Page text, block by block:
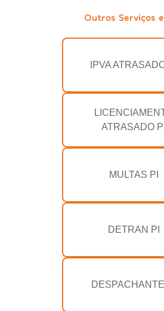
Outros Serviços
IPVA
ATRASADO PI
MULTAS PI
DETRAN PI
DESPACHANTE